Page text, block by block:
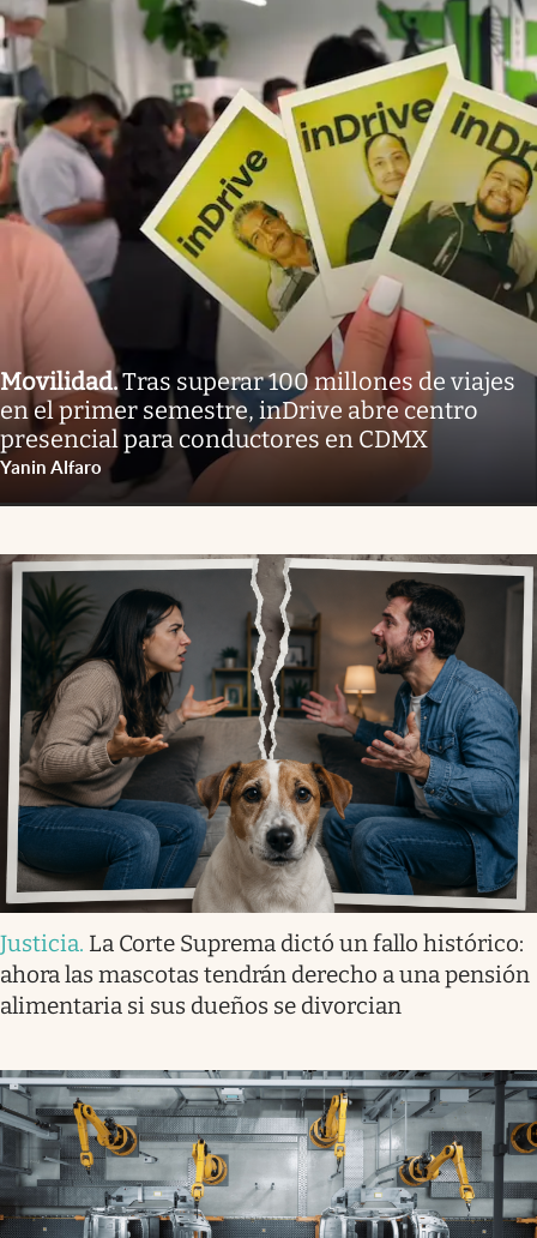
Movilidad.Tras superar 100 millones de viajes
en el primer semestre, inDrive abre centro
presencial para conductores en CDMX
Yanin Alfaro
Justicia. La Corte Suprema dictó un fallo histórico:
ahora las mascotas tendrán derecho a una pensión
alimentaria si sus dueños se divorcian